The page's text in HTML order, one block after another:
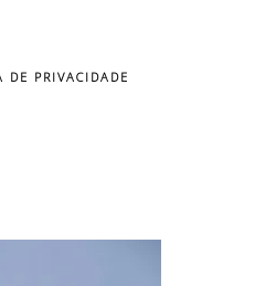
DE PRIVACIDADE